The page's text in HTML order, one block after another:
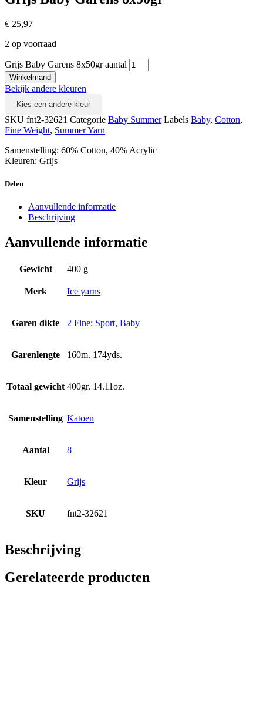
€ 25,97
2 op voorraad
Grijs Baby Garens 8x50gr aantal
Winkelmand
Bekijk andere kleuren
Kies een andere kleur
SKU fnt2-32621 Categorie Baby Summer Labels Baby, Cotton,
Fine Weight, Summer Yarn
Samenstelling: 60% Cotton, 40% Acrylic
Kleuren: Grijs
Delen
Aanvullende informatie
Beschrijving
Aanvullende informatie
Gewicht 400 g
Merk Ice yarns
Garen dikte 2 Fine: Sport, Baby
Garenlengte 160m. 174yds.
Totaal gewicht 400gr. 14.11oz.
Samenstelling Katoen
Aantal 8
Kleur Grijs
SKU fnt2-32621
Beschrijving
Gerelateerde producten